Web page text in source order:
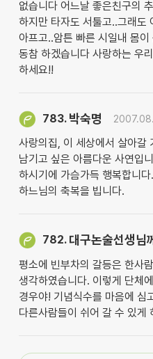
없습니다 어느날 좋은친구의
하지만 타자도 서툴고..그래도
아프고..암튼 빠른 시일내 몸
동참 하겠습니다 사랑하는 우
하세요!!
783. 박숙명
사랑의집, 이 세상에서 살아갈
남기고 싶은 아름다운 사연입
하시기에 가슴가득 행복합니
하느님의 축복을 빕니다.
782. 대구논술선생님
평소에 빈부차의 갈등은 한사
생각하였습니다. 이렇게 단체
경우야! 기념식수를 마음에 심
다른사람들이 쉬어 갈 수 있게